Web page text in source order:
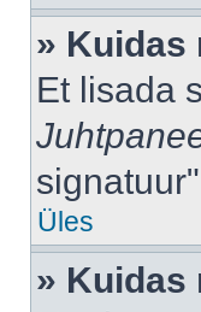
» Kuidas
Et lisada
Üles
» Kuidas